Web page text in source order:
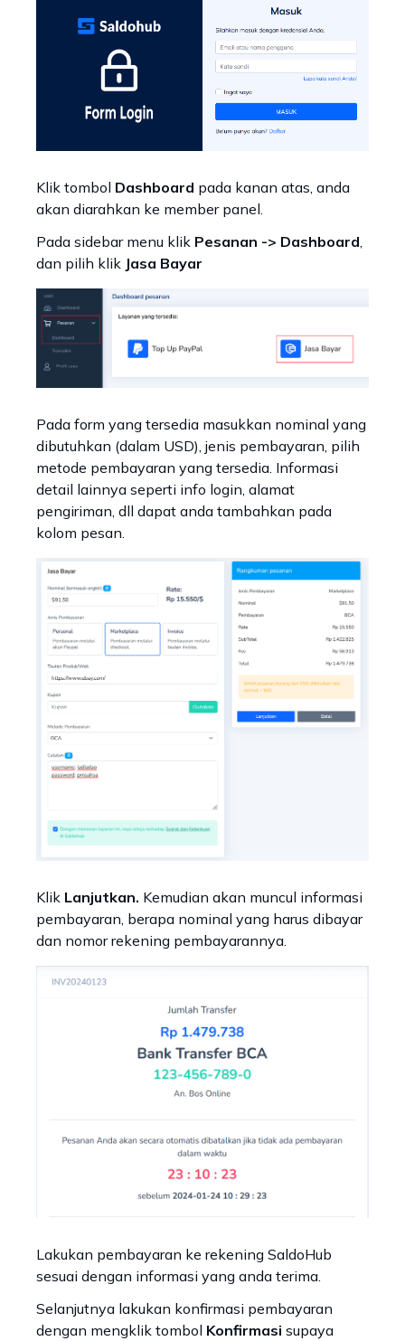
Klik tombol Dashboard pada kanan atas, anda
akan diarahkan ke member panel.
Pada sidebar menu klik Pesanan -> Dashboard,
dan pilih klik Jasa Bayar
Pada form yang tersedia masukkan nominal yang
dibutuhkan (dalam USD), jenis pembayaran, pilih
metode pembayaran yang tersedia. Informasi
detail lainnya seperti info login, alamat
pengiriman, dll dapat anda tambahkan pada
kolom pesan.
Klik Lanjutkan. Kemudian akan muncul informasi
pembayaran, berapa nominal yang harus dibayar
dan nomor rekening pembayarannya.
Lakukan pembayaran ke rekening SaldoHub
sesuai dengan informasi yang anda terima.
Selanjutnya lakukan konfirmasi pembayaran
dengan mengklik tombol Konfirmasi supaya